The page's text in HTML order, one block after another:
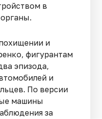
в
и
фигурантам
эпизода,
и
По версии
машины
за